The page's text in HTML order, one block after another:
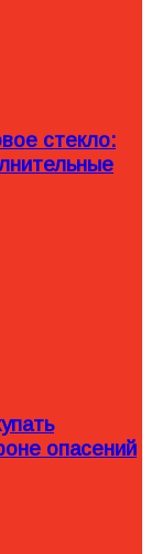
стекло:
опасений